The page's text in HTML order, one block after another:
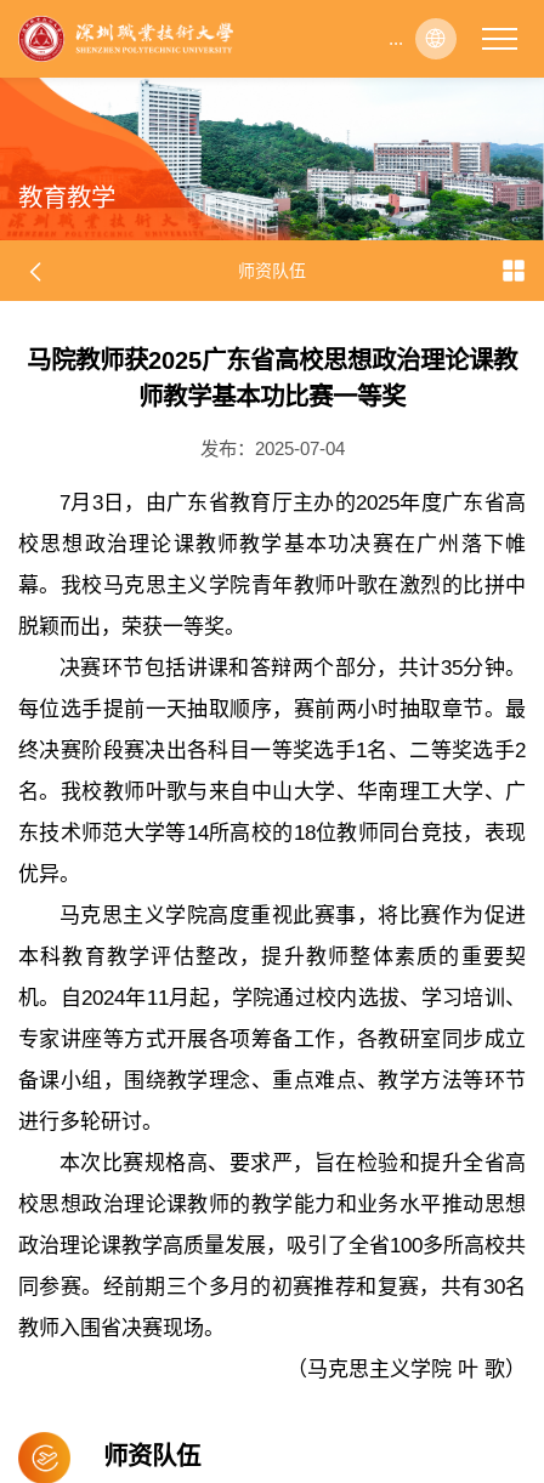
...
...
...
...
...
...
...
...
...
...
...
...
...
...
...
...
...
...
...
...
...
...
...
...
...
...
...
...
...
...
...
...
...
...
...
...
...
...
...
...
...
...
...
...
...
...
...
...
...
...
...
...
...
...
...
...
...
...
...
...
...
...
...
...
...
...
...
...
...
...
...
...
...
...
...
...
...
...
...
...
...
...
...
...
...
...
...
...
...
...